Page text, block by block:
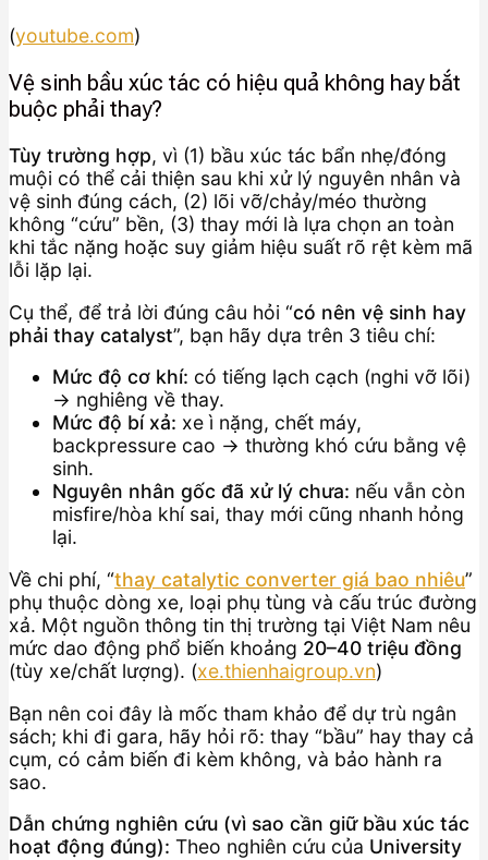
(youtube.com)
Vệ sinh bầu xúc tác có hiệu quả không hay bắt
buộc phải thay?
Tùy trường hợp, vì (1) bầu xúc tác bẩn nhẹ/đóng
muội có thể cải thiện sau khi xử lý nguyên nhân và
vệ sinh đúng cách, (2) lõi vỡ/chảy/méo thường
không “cứu” bền, (3) thay mới là lựa chọn an toàn
khi tắc nặng hoặc suy giảm hiệu suất rõ rệt kèm mã
lỗi lặp lại.
Cụ thể, để trả lời đúng câu hỏi “có nên vệ sinh hay
phải thay catalyst”, bạn hãy dựa trên 3 tiêu chí:
Mức độ cơ khí: có tiếng lạch cạch (nghi vỡ lõi)
→ nghiêng về thay.
Mức độ bí xả: xe ì nặng, chết máy,
backpressure cao → thường khó cứu bằng vệ
sinh.
Nguyên nhân gốc đã xử lý chưa: nếu vẫn còn
misfire/hòa khí sai, thay mới cũng nhanh hỏng
lại.
Về chi phí, “thay catalytic converter giá bao nhiêu”
phụ thuộc dòng xe, loại phụ tùng và cấu trúc đường
xả. Một nguồn thông tin thị trường tại Việt Nam nêu
mức dao động phổ biến khoảng 20–40 triệu đồng
(tùy xe/chất lượng). (xe.thienhaigroup.vn)
Bạn nên coi đây là mốc tham khảo để dự trù ngân
sách; khi đi gara, hãy hỏi rõ: thay “bầu” hay thay cả
cụm, có cảm biến đi kèm không, và bảo hành ra
sao.
Dẫn chứng nghiên cứu (vì sao cần giữ bầu xúc tác
hoạt động đúng): Theo nghiên cứu của University